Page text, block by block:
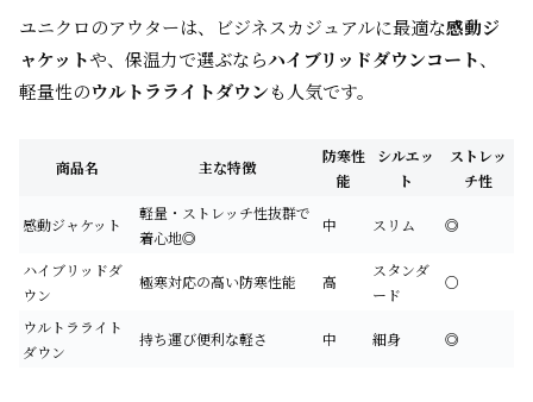
ユニクロのアウターは、ビジネスカジュアルに最適な感動ジ
ャケットや、保温力で選ぶならハイブリッドダウンコート、
軽量性のウルトラライトダウンも人気です。
商品名 主な特徴
防寒性
能
シルエッ
ト
ストレッ
チ性
感動ジャケット
軽量・ストレッチ性抜群で
着心地◎
中 スリム ◎
ハイブリッドダ
ウン
極寒対応の高い防寒性能 高
スタンダ
ード
○
ウルトラライト
ダウン
持ち運び便利な軽さ 中 細身 ◎